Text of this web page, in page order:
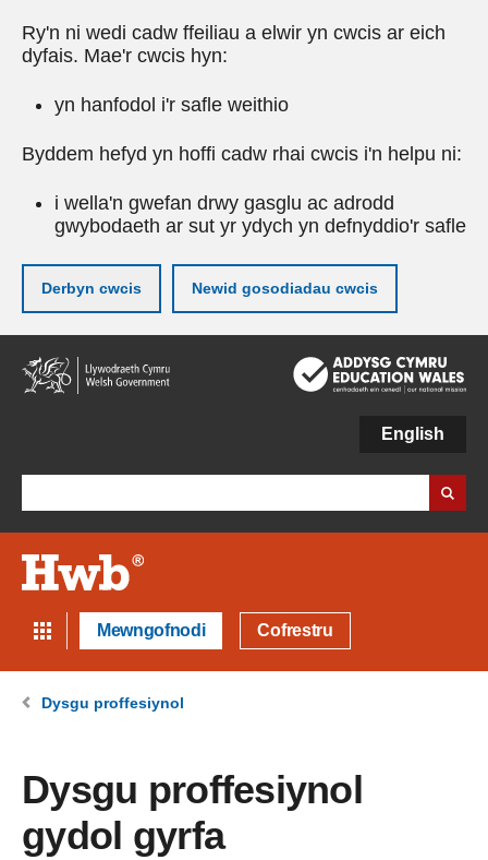
Ry'n ni wedi cadw ffeiliau a elwir yn cwcis ar eich
dyfais. Mae'r cwcis hyn:
yn hanfodol i'r safle weithio
Byddem hefyd yn hoffi cadw rhai cwcis i'n helpu ni:
i wella'n gwefan drwy gasglu ac adrodd
gwybodaeth ar sut yr ydych yn defnyddio'r safle
Derbyn cwcis Newid gosodiadau cwcis
Neidio
i'r
prif
English
Mewngofnodi Cofrestru
Dysgu proffesiynol
Dysgu proffesiynol
gydol gyrfa